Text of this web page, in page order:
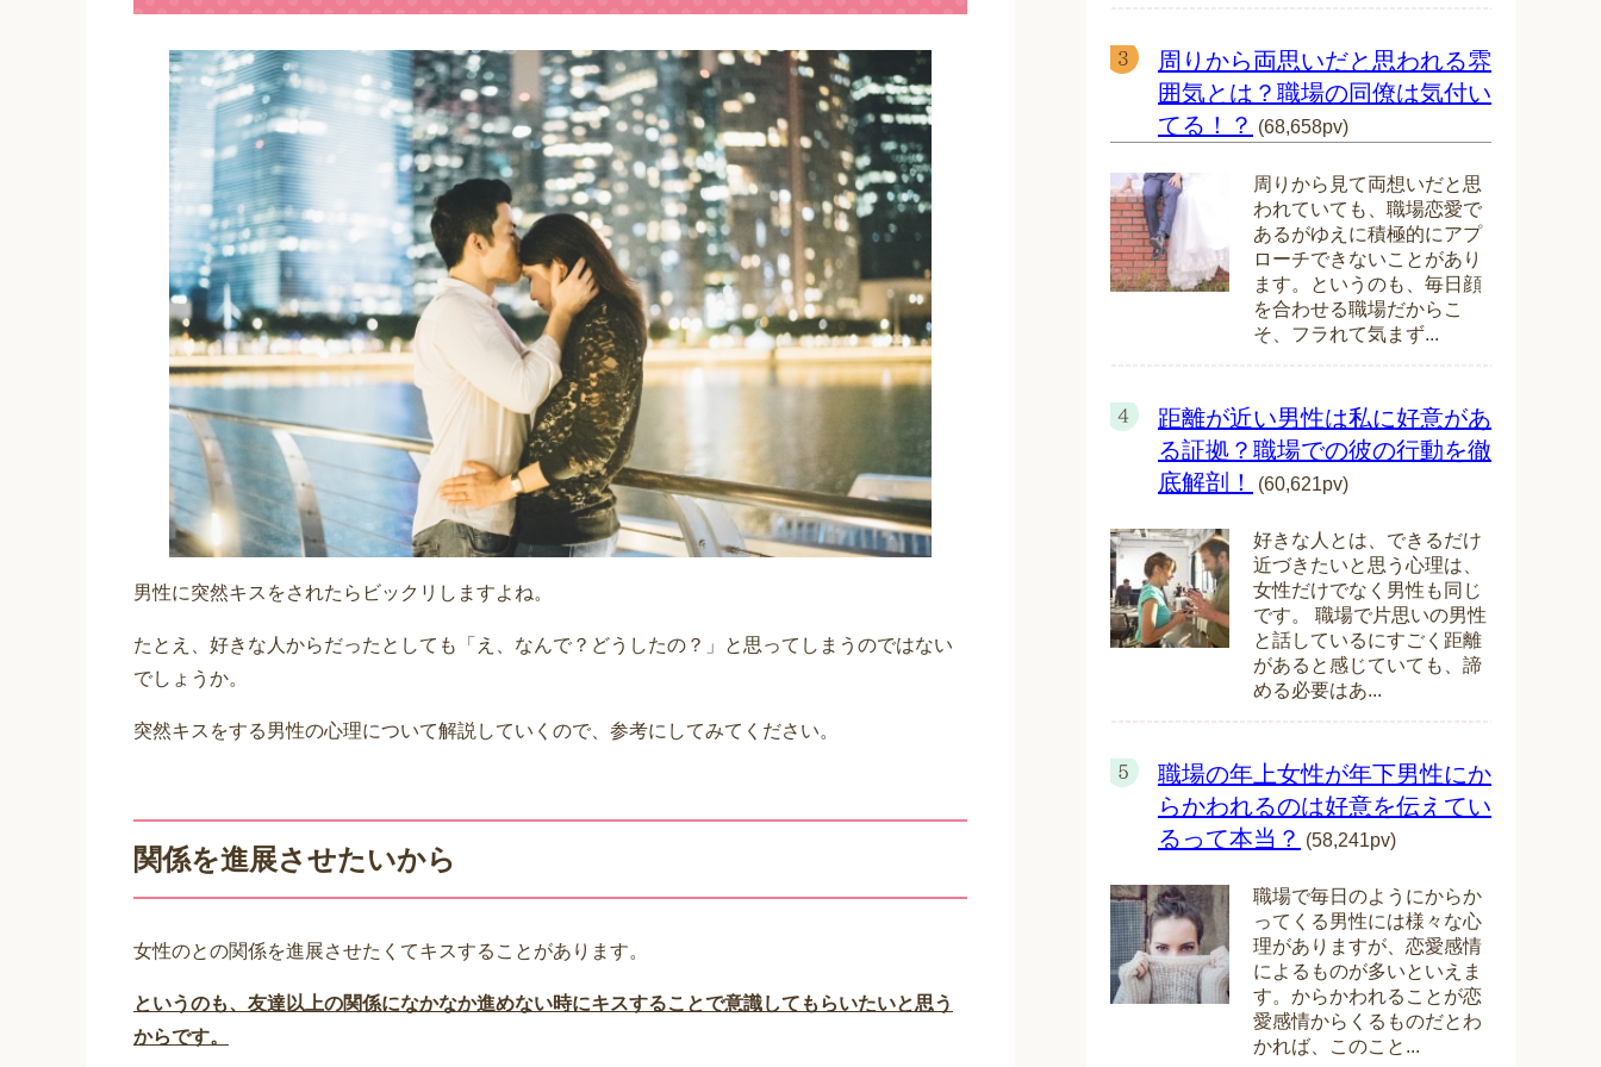
男性に突然キスをされたらビックリしますよね。
たとえ、好きな人からだったとしても「え、なんで？どうしたの？」と思ってしまうのではない
でしょうか。
突然キスをする男性の心理について解説していくので、参考にしてみてください。
関係を進展させたいから
女性のとの関係を進展させたくてキスすることがあります。
というのも、友達以上の関係になかなか進めない時にキスすることで意識してもらいたいと思う
からです。
周りから両思いだと思われる雰
囲気とは？職場の同僚は気付い
てる！？ (68,658pv)
周りから見て両想いだと思
われていても、職場恋愛で
あるがゆえに積極的にアプ
ローチできないことがあり
ます。というのも、毎日顔
を合わせる職場だからこ
そ、フラれて気まず...
距離が近い男性は私に好意があ
る証拠？職場での彼の行動を徹
底解剖！
(60,621pv)
好きな人とは、できるだけ
近づきたいと思う心理は、
女性だけでなく男性も同じ
です。 職場で片思いの男性
と話しているにすごく距離
があると感じていても、諦
める必要はあ...
職場の年上女性が年下男性にか
らかわれるのは好意を伝えてい
るって本当？ (58,241pv)
職場で毎日のようにからか
ってくる男性には様々な心
理がありますが、恋愛感情
によるものが多いといえま
す。からかわれることが恋
愛感情からくるものだとわ
かれば、このこと...